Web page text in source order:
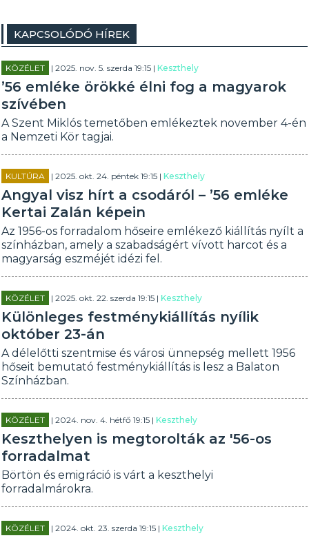
KAPCSOLÓDÓ HÍREK
KÖZÉLET | 2025. nov. 5. szerda 19:15 |Keszthely
’56 emléke örökké élni fog a magyarok
szívében
A Szent Miklós temetőben emlékeztek november 4-én
a Nemzeti Kör tagjai.
KULTÚRA | 2025. okt. 24. péntek 19:15 |Keszthely
Angyal visz hírt a csodáról – ’56 emléke
Kertai Zalán képein
Az 1956-os forradalom hőseire emlékező kiállítás nyílt a
színházban, amely a szabadságért vívott harcot és a
magyarság eszméjét idézi fel.
KÖZÉLET | 2025. okt. 22. szerda 19:15 |Keszthely
Különleges festménykiállítás nyílik
október 23-án
A délelőtti szentmise és városi ünnepség mellett 1956
hőseit bemutató festménykiállítás is lesz a Balaton
Színházban.
KÖZÉLET | 2024. nov. 4. hétfő 19:15 |Keszthely
Keszthelyen is megtorolták az '56-os
forradalmat
Börtön és emigráció is várt a keszthelyi
forradalmárokra.
KÖZÉLET | 2024. okt. 23. szerda 19:15 |Keszthely